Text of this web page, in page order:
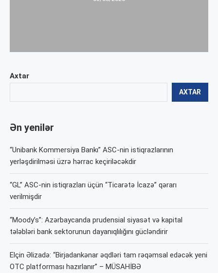
Axtar
AXTAR
Ən yenilər
“Unibank Kommersiya Bankı” ASC-nin istiqrazlarının
yerləşdirilməsi üzrə hərrac keçiriləcəkdir
“GL” ASC-nin istiqrazları üçün “Ticarətə İcazə” qərarı
verilmişdir
“Moody’s”: Azərbaycanda prudensial siyasət və kapital
tələbləri bank sektorunun dayanıqlılığını gücləndirir
Elçin Əlizadə: “Birjadankənar əqdləri tam rəqəmsal edəcək yeni
OTC platforması hazırlanır” – MÜSAHİBƏ